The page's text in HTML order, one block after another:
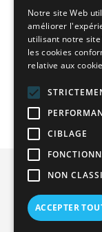
Related
Privacy and
Orders and
Notre site Web
améliorer
utilisant notre site
les cookies
relative aux
CIBLAGE
NON
ACCEPTER